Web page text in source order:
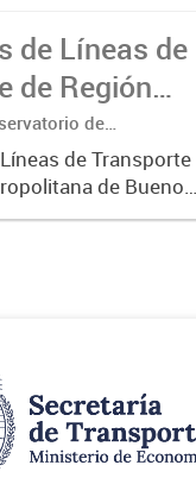
de Líneas de
de Región
de
(RMBA)
de
y Sistemasde Transporte
de Buenos